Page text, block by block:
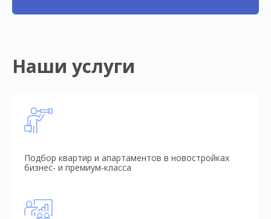
Наши услуги
Подбор квартир и апартаментов в новостройках
бизнес- и премиум-класса